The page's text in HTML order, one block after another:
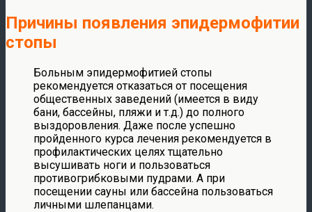
Причины появления эпидермофитии
стопы
Больным эпидермофитией стопы
рекомендуется отказаться от посещения
общественных заведений (имеется в виду
бани, бассейны, пляжи и т.д.) до полного
выздоровления. Даже после успешно
пройденного курса лечения рекомендуется в
профилактических целях тщательно
высушивать ноги и пользоваться
противогрибковыми пудрами. А при
посещении сауны или бассейна пользоваться
личными шлепанцами.